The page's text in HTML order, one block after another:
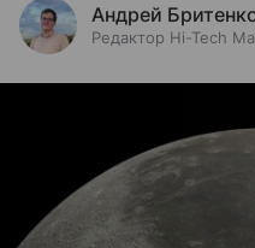
Андрей
Редактор Hi-Tech